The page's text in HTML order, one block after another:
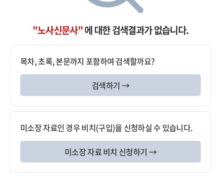
"노사신문사"에 대한 검색결과가 없습니다.
목차, 초록, 본문까지 포함하여 검색할까요?
검색하기 →
미소장 자료인 경우 비치(구입)을 신청하실 수 있습니다.
미소장 자료 비치 신청하기 →